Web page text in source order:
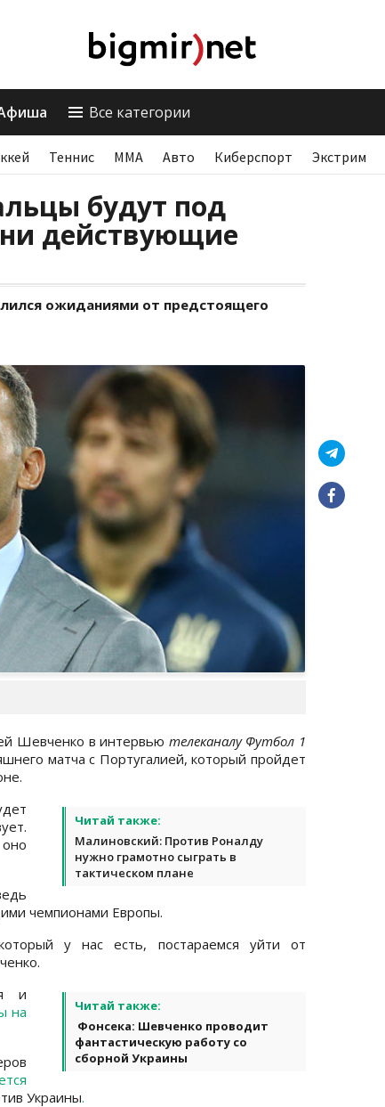
Все категории
Теннис ММА Авто Киберспорт Экстрим
будут под
действующие
ожиданиями от предстоящего
Шевченко в интервью телеканалу Футбол 1
матча с Португалией, который пройдет
Читай также:
Малиновский: Против Роналду
нужно грамотно сыграть в
тактическом плане
чемпионами Европы.
у нас есть, постараемся уйти от
Читай также:
Фонсека: Шевченко проводит
фантастическую работу со
сборной Украины
и
на
Украины.